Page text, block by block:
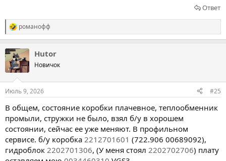
Ответ
Р
е
к
ц
и
романофф
Hutor
Новичок
Июль 9, 2026 #25
В общем, состояние коробки плачевное, теплообменник
промыли, стружки не было, взял б/у в хорошем
состоянии, сейчас ее уже меняют. В профильном
сервисе. б/у коробка 2212701601 (722.906 00689092),
гидроблок 2202701306, (У меня стоял 2202702706) плату